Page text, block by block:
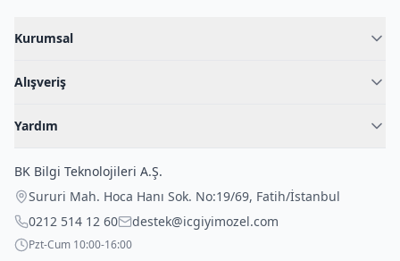
Kurumsal
Blog
İç Giyim Rehberi
Alışveriş
Fantazi İç Giyim
Çocuk İç Giyim
Outlet Fırsatları
Yardım
İade Politikası
Gizli Paketleme
BK Bilgi Teknolojileri A.Ş.
Sururi Mah. Hoca Hanı Sok. No:19/69, Fatih/İstanbul
0212 514 12 60
destek@icgiyimozel.com
Pzt-Cum 10:00-16:00